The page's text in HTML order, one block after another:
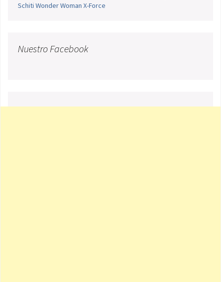
Schiti Wonder Woman X-Force
Nuestro Facebook